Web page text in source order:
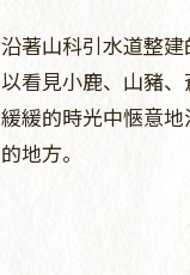
沿著山科引水道整
以看見小鹿、山豬
緩緩的時光中愜意
的地方。